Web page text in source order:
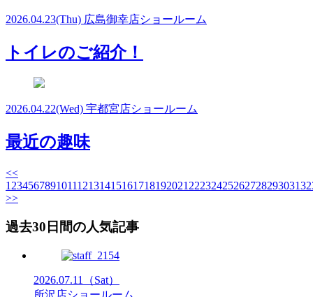
2026.04.23(Thu) 広島御幸店ショールーム
トイレのご紹介！
2026.04.22(Wed) 宇都宮店ショールーム
最近の趣味
<<
1 23456789101112131415161718192021 2223242526272829303132
>>
過去30日間の人気記事
2026.07.11
（Sat）
所沢店ショールーム